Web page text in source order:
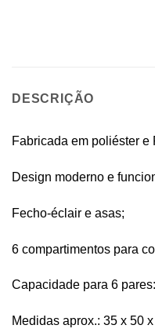
DESCRIÇÃO
Fabricada em poliéster e
Design moderno e
Fecho-éclair e asas;
6 compartimentos para
Capacidade para 6
Medidas aprox.: 35 x 50